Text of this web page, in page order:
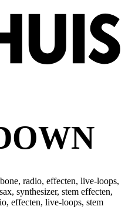
radio, effecten, live-loops,
synthesizer, stem effecten,
effecten, live-loops, stem